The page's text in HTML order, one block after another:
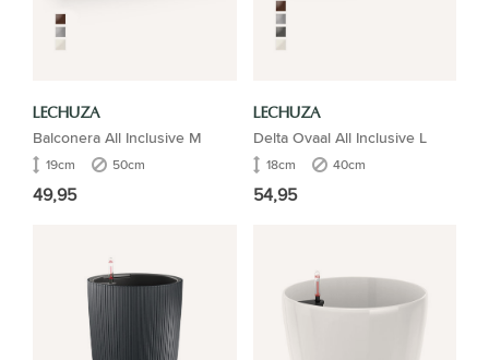
LECHUZA
Balconera All Inclusive M
19cm 50cm
49,95
LECHUZA
Delta Ovaal All Inclusive L
18cm 40cm
54,95